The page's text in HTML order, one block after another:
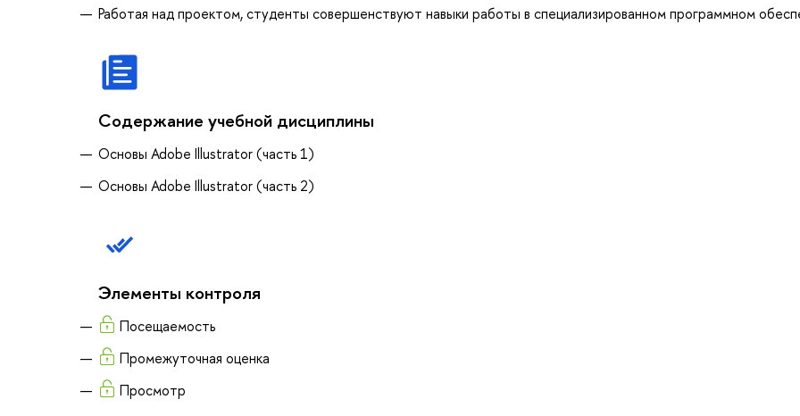
Работая над проектом, студенты совершенствуют навыки работы в специализированном программном
Содержание учебной дисциплины
Основы Adobe Illustrator (часть 1)
Основы Adobe Illustrator (часть 2)
Элементы контроля
Посещаемость
Промежуточная оценка
Просмотр